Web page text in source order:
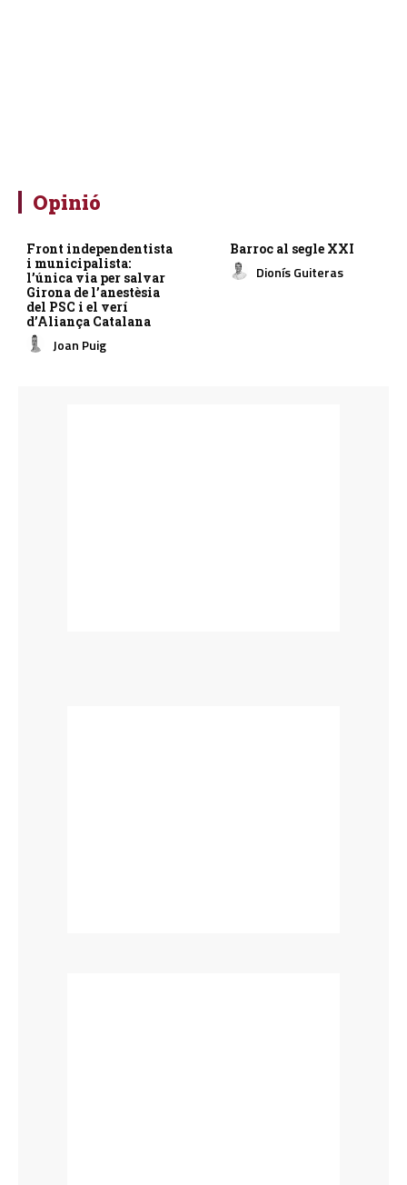
Opinió
Front independentista
i municipalista:
l’única via per salvar
Girona de l’anestèsia
del PSC i el verí
d’Aliança Catalana
Joan Puig
Barroc al segle XXI
Dionís Guiteras